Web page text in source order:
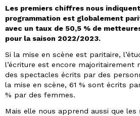
Les premiers chiffres nous
programmation est globalement
avec un taux de 50,5 % de
pour la saison 2022/2023.
Si la mise en scène est paritaire,
l’écriture est encore majoritairement
des spectacles écrits par des
la mise en scène, 61 % sont écrits
% par des femmes.
Mais elle nous apprend aussi que les